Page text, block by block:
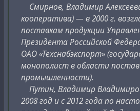
принадлежит
— вице-президент «СИБУРа»
поддержке бизнеса, по
данным[4], позднее
ссылкой на А. И. Акимова[5] —
Путина[6].
Мячин, Виктор Евгеньевич —
генеральный директор банка
Смирнов, Владимир
кооператива) — в 2000 г.
поставкам продукции
Президента Российской
ОАО «Техснабэкспорт»
монополист в области
промышленности).
Путин, Владимир
2008 год и с 2012 года по